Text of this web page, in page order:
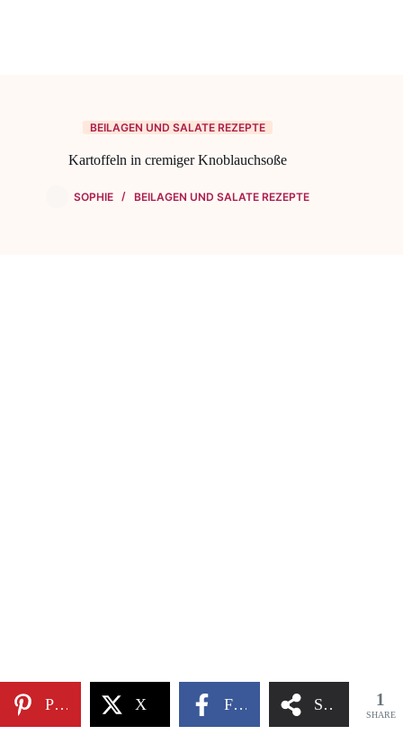
BEILAGEN UND SALATE REZEPTE
Kartoffeln in cremiger Knoblauchsoße
SOPHIE BEILAGEN UND SALATE REZEPTE
Pinterest X Facebook Share 1
SHARE